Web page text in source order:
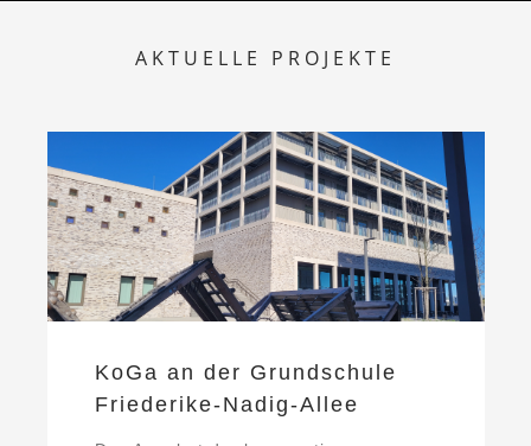
AKTUELLE PROJEKTE
KoGa an der Grundschule
Friederike-Nadig-Allee